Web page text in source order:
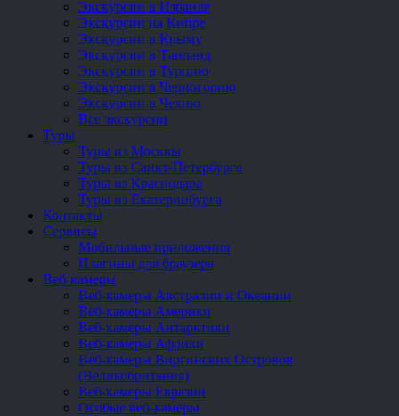
Экскурсии в Израиле
Экскурсии на Кипре
Экскурсии в Крыму
Экскурсии в Таиланд
Экскурсии в Турцию
Экскурсии в Черногорию
Экскурсии в Чехию
Все экскурсии
Туры
Туры из Москвы
Туры из Санкт-Петербурга
Туры из Краснодара
Туры из Екатеринбурга
Контакты
Сервисы
Мобильные приложения
Плагины для браузера
Веб-камеры
Веб-камеры Австралии и Океании
Веб-камеры Америки
Веб-камеры Антарктики
Веб-камеры Африки
Веб-камеры Виргинских Островов
(Великобритания)
Веб-камеры Евразии
Особые веб-камеры